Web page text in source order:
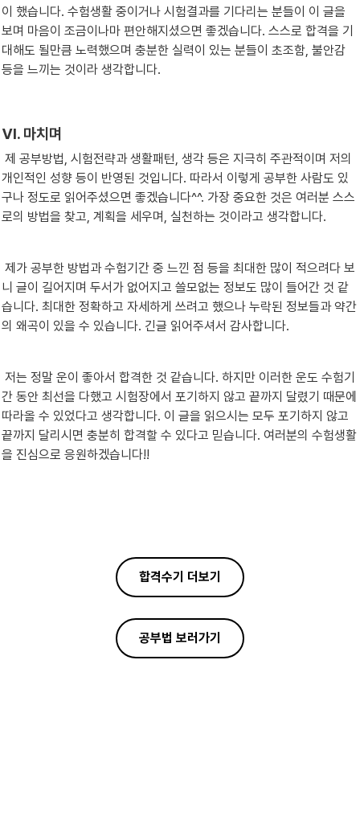
이 했습니다. 수험생활 중이거나 시험결과를 기다리는 분들이 이 글을
보며 마음이 조금이나마 편안해지셨으면 좋겠습니다. 스스로 합격을 기
대해도 될만큼 노력했으며 충분한 실력이 있는 분들이 초조함, 불안감
등을 느끼는 것이라 생각합니다.
Ⅵ. 마치며
개인적인 성향 등이 반영된 것입니다. 따라서 이렇게 공부한 사람도 있
구나 정도로 읽어주셨으면 좋겠습니다^^. 가장 중요한 것은 여러분 스스
로의 방법을 찾고, 계획을 세우며, 실천하는 것이라고 생각합니다.
니 글이 길어지며 두서가 없어지고 쓸모없는 정보도 많이 들어간 것 같
습니다. 최대한 정확하고 자세하게 쓰려고 했으나 누락된 정보들과 약간
의 왜곡이 있을 수 있습니다. 긴글 읽어주셔서 감사합니다.
간 동안 최선을 다했고 시험장에서 포기하지 않고 끝까지 달렸기 때문에
따라올 수 있었다고 생각합니다. 이 글을 읽으시는 모두 포기하지 않고
끝까지 달리시면 충분히 합격할 수 있다고 믿습니다. 여러분의 수험생활
을 진심으로 응원하겠습니다!!
합격수기 더보기
공부법 보러가기